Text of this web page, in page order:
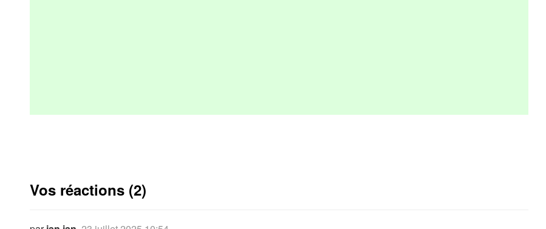
Vos réactions (2)